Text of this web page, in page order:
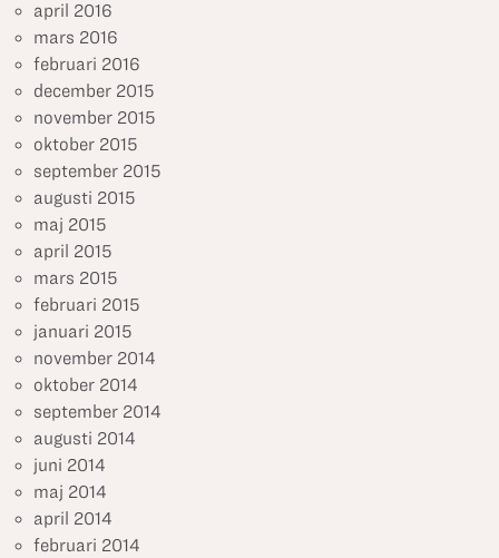
april 2016
mars 2016
februari 2016
december 2015
november 2015
oktober 2015
september 2015
augusti 2015
maj 2015
april 2015
mars 2015
februari 2015
januari 2015
november 2014
oktober 2014
september 2014
augusti 2014
juni 2014
maj 2014
april 2014
februari 2014